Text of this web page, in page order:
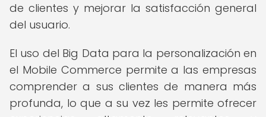
de clientes y mejorar la satisfacción general
del usuario.
El uso del Big Data para la personalización en
el Mobile Commerce permite a las empresas
comprender a sus clientes de manera más
profunda, lo que a su vez les permite ofrecer